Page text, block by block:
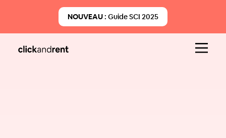
NOUVEAU : Guide SCI 2025